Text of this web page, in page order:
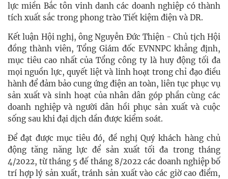
lực miền Bắc tôn vinh danh các doanh nghiệp có thành
tích xuất sắc trong phong trào Tiết kiệm điện và DR.
Kết luận Hội nghị, ông Nguyễn Đức Thiện -Chủ tịch Hội
đồng thành viên, Tổng Giám đốc EVNNPC khẳng định,
mục tiêu cao nhất của Tổng công ty là huy động tối đa
mọi nguồn lực, quyết liệt và linh hoạt trong chỉ đạo điều
hành để đảm bảo cung ứng điện an toàn, liên tục phục vụ
sản xuất và sinh hoạt của nhân dân góp phần cùng các
doanh nghiệp và người dân hồi phục sản xuất và cuộc
sống sau khi đại dịch dần được kiểm soát.
Để đạt được mục tiêu đó, đề nghị Quý khách hàng chủ
động tăng năng lực để sản xuất tối đa trong tháng
4/2022, từ tháng 5 đế tháng 8/2022 các doanh nghiệp bố
trí hợp lý sản xuất, tránh sản xuất vào các giờ cao điểm,